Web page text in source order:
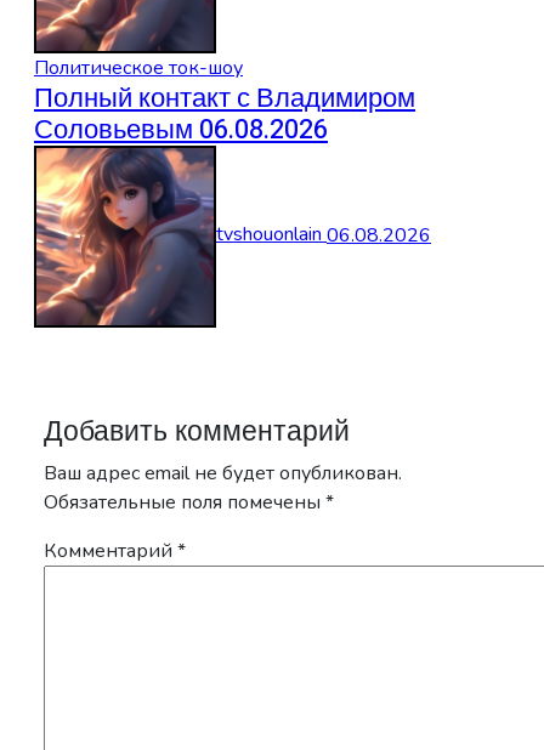
Политическое ток-шоу
Полный контакт с Владимиром
Соловьевым 06.08.2026
tvshouonlain06.08.2026
Добавить комментарий
Ваш адрес email не будет опубликован.
Обязательные поля помечены *
Комментарий *